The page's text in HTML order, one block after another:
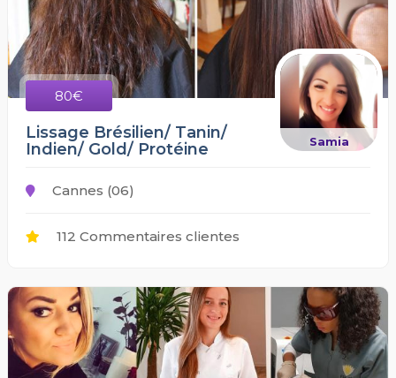
80€
Samia
Lissage Brésilien/ Tanin/
Indien/ Gold/ Protéine
Cannes (06)
112 Commentaires clientes